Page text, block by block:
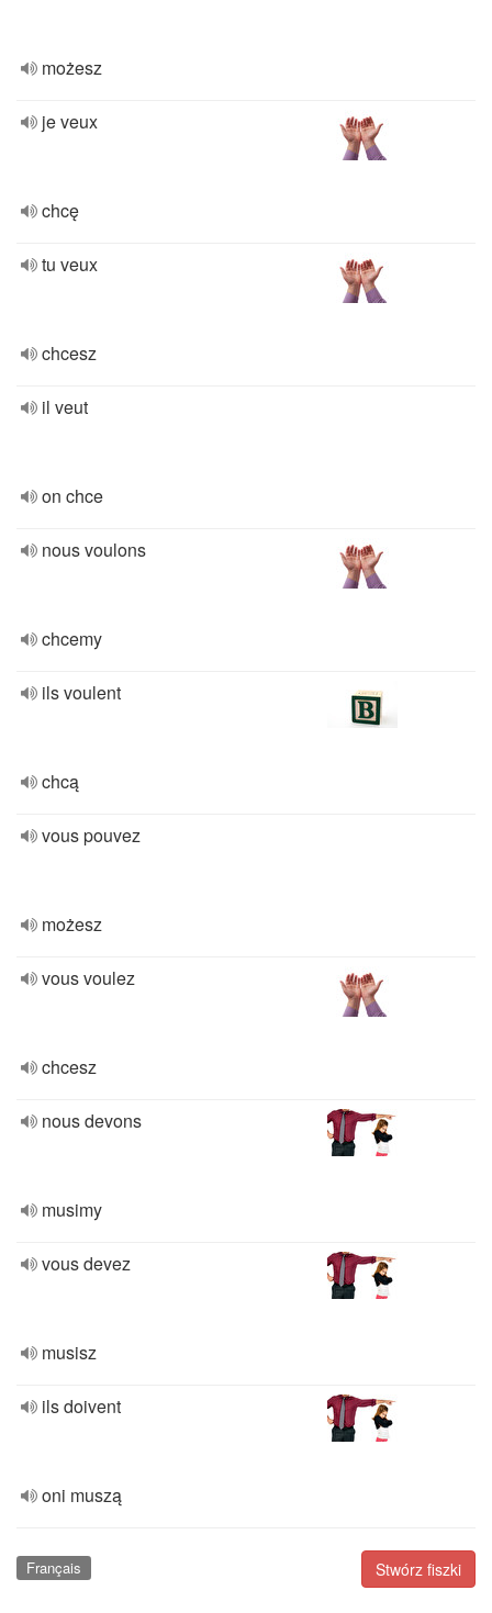
możesz
je veux
chcę
tu veux
chcesz
il veut
on chce
nous voulons
chcemy
ils voulent
chcą
vous pouvez
możesz
vous voulez
chcesz
nous devons
musimy
vous devez
musisz
ils doivent
oni muszą
Stwórz fiszki
Français